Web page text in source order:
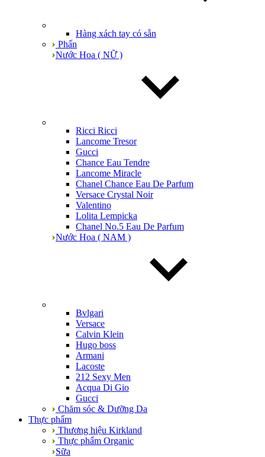
Hàng xách tay có sẵn
Phấn
Nước Hoa ( NỮ )
Ricci Ricci
Lancome Tresor
Gucci
Chance Eau Tendre
Lancome Miracle
Chanel Chance Eau De Parfum
Versace Crystal Noir
Valentino
Lolita Lempicka
Chanel No.5 Eau De Parfum
Nước Hoa ( NAM )
Bvlgari
Versace
Calvin Klein
Hugo boss
Armani
Lacoste
212 Sexy Men
Acqua Di Gio
Gucci
Chăm sóc & Dưỡng Da
Thực phẩm
Thương hiệu Kirkland
Thực phẩm Organic
Sữa